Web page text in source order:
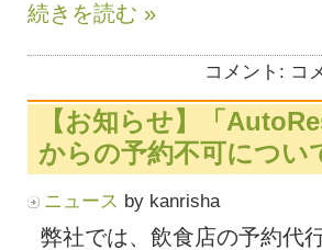
続きを読む »
コメント: コ
【お知らせ】「
からの予約不可につい
ニュース by kanrisha
弊社では、飲食店の予約代